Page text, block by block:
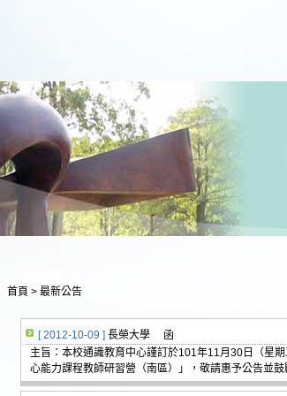
首頁 > 最新公告
[ 2012-10-09 ] 長榮大學 函
主旨：本校通識教育中心謹訂於101年11月30日（星
心能力課程教師研習營（南區）」，敬請惠予公告並鼓